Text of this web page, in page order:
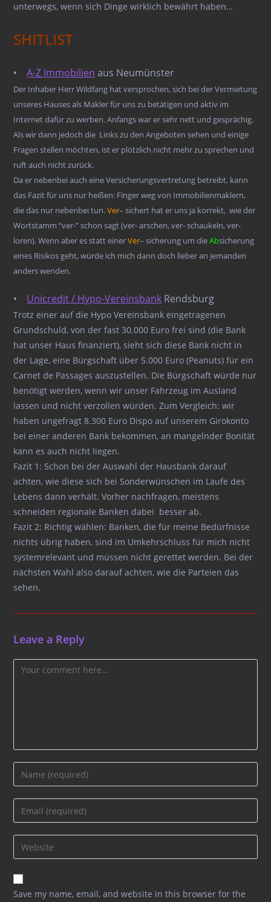
unterwegs, wenn sich Dinge wirklich bewährt haben…
SHITLIST
•A-Z Immobilien aus Neumünster
Der Inhaber Herr Wildfang hat versprochen, sich bei der Vermietung
unseres Hauses als Makler für uns zu betätigen und aktiv im
Internet dafür zu werben. Anfangs war er sehr nett und gesprächig.
Als wir dann jedoch die Links zu den Angeboten sehen und einige
Fragen stellen möchten, ist er plötzlich nicht mehr zu sprechen und
ruft auch nicht zurück.
Da er nebenbei auch eine Versicherungsvertretung betreibt, kann
das Fazit für uns nur heißen: Finger weg von Immobilienmaklern,
die das nur nebenbei tun.Ver– sichert hat er uns ja korrekt, wie der
Wortstamm “ver-” schon sagt (ver- arschen, ver- schaukeln, ver-
loren). Wenn aber es statt einerVer– sicherung um dieAbsicherung
eines Risikos geht, würde ich mich dann doch lieber an jemanden
anders wenden.
• Unicredit / Hypo-Vereinsbank Rendsburg
Trotz einer auf die Hypo Vereinsbank eingetragenen
Grundschuld, von der fast 30.000 Euro frei sind (die Bank
hat unser Haus finanziert), sieht sich diese Bank nicht in
der Lage, eine Bürgschaft über 5.000 Euro (Peanuts) für ein
Carnet de Passages auszustellen. Die Bürgschaft würde nur
benötigt werden, wenn wir unser Fahrzeug im Ausland
lassen und nicht verzollen würden. Zum Vergleich: wir
haben ungefragt 8.300 Euro Dispo auf unserem Girokonto
bei einer anderen Bank bekommen, an mangelnder Bonität
kann es auch nicht liegen.
Fazit 1: Schon bei der Auswahl der Hausbank darauf
achten, wie diese sich bei Sonderwünschen im Laufe des
Lebens dann verhält. Vorher nachfragen, meistens
schneiden regionale Banken dabei besser ab.
Fazit 2: Richtig wählen: Banken, die für meine Bedürfnisse
nichts übrig haben, sind im Umkehrschluss für mich nicht
systemrelevant und müssen nicht gerettet werden. Bei der
nächsten Wahl also darauf achten, wie die Parteien das
sehen.
Leave a Reply
Comment
Enter
your
name
comment
Enter
your
email
address
comment
Enter
your
website
URL
Save my name, email, and website in this browser for the